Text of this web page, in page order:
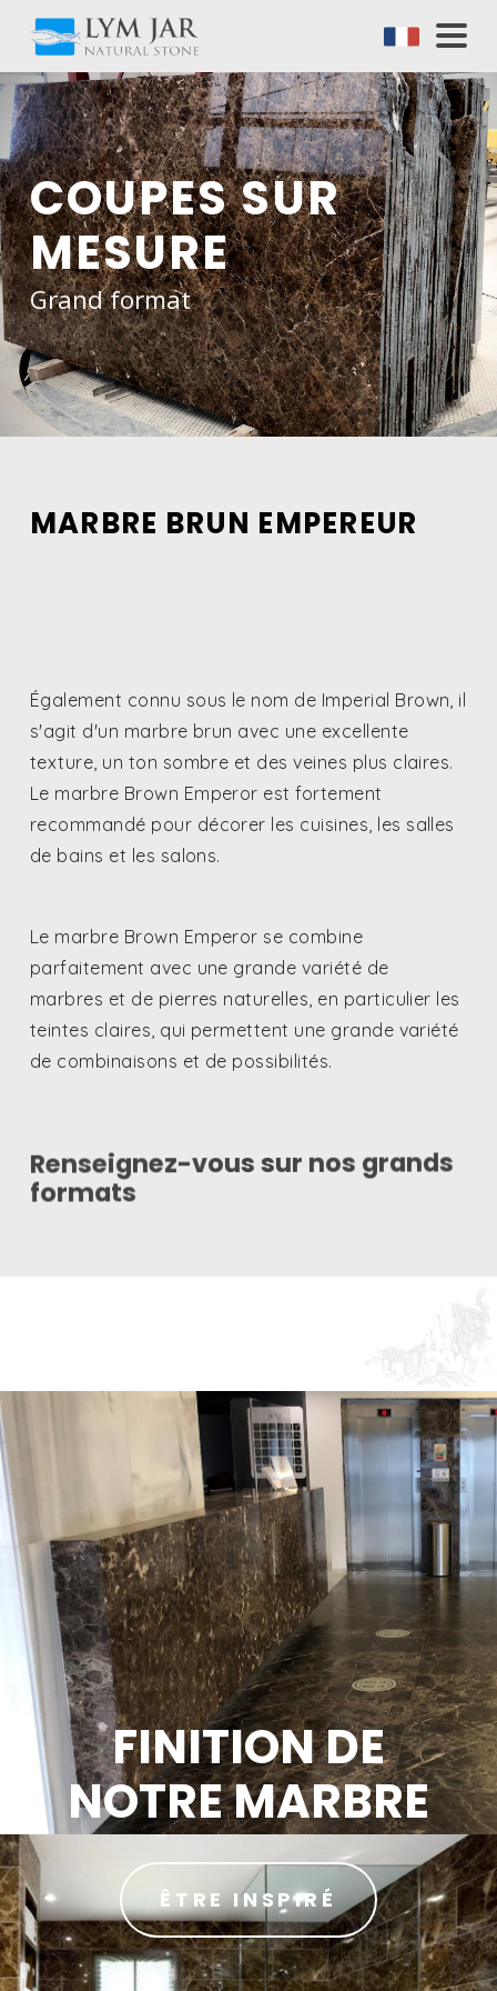
COUPES SUR
MESURE
Grand format
MARBRE BRUN EMPEREUR
Également connu sous le nom de Imperial Brown, il
s'agit d'un marbre brun avec une excellente
texture, un ton sombre et des veines plus claires.
Le marbre Brown Emperor est fortement
recommandé pour décorer les cuisines, les salles
de bains et les salons.
Le marbre Brown Emperor se combine
parfaitement avec une grande variété de
marbres et de pierres naturelles, en particulier les
teintes claires, qui permettent une grande variété
de combinaisons et de possibilités.
Renseignez-vous sur nos grands
formats
FINITION DE
NOTRE MARBRE
ÊTRE INSPIRÉ